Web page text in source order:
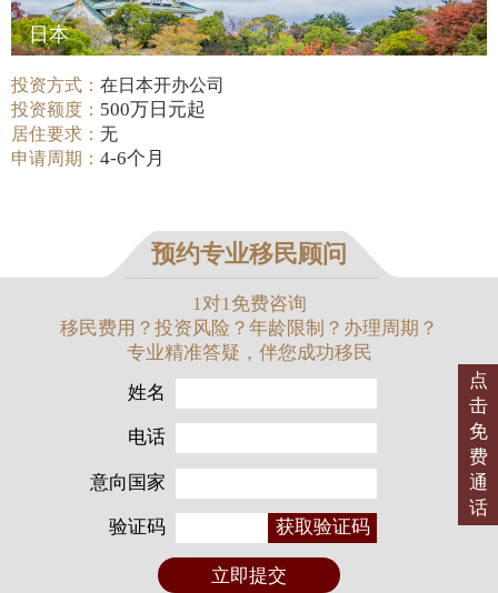
日本
投资方式：在日本开办公司
投资额度： 500万日元起
居住要求：无
申请周期：4-6个月
预约专业移民顾问
1对1免费咨询
移民费用？投资风险？年龄限制？办理周期？
专业精准答疑，伴您成功移民
姓名
电话
意向国家
验证码 获取验证码
立即提交
点
击
免
费
通
话